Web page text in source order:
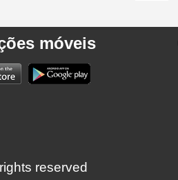
móveis
reserved